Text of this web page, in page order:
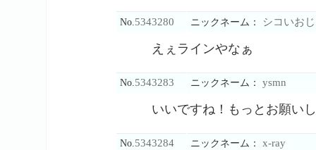
No. 5343280 ニックネーム： シコいお
えぇラインやなぁ
No. 5343283 ニックネーム： ysmn
いいですね！もっとお願い
No. 5343284 ニックネーム： x-ray